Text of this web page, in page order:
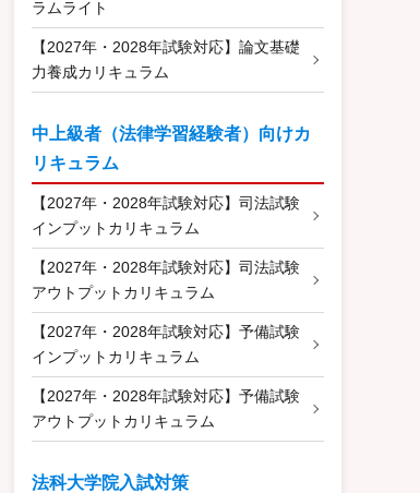
ラムライト
【2027年・2028年試験対応】論文基礎
力養成カリキュラム
中上級者（法律学習経験者）向けカ
リキュラム
【2027年・2028年試験対応】司法試験
インプットカリキュラム
【2027年・2028年試験対応】司法試験
アウトプットカリキュラム
【2027年・2028年試験対応】予備試験
インプットカリキュラム
【2027年・2028年試験対応】予備試験
アウトプットカリキュラム
法科大学院入試対策